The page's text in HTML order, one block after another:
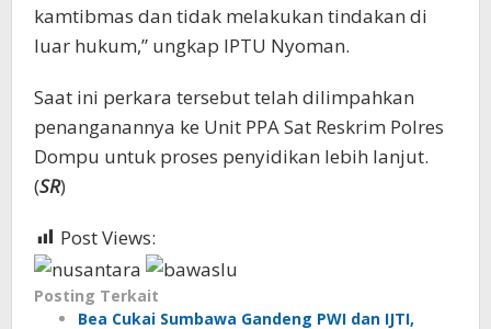
kamtibmas dan tidak melakukan tindakan di
luar hukum,” ungkap IPTU Nyoman.
Saat ini perkara tersebut telah dilimpahkan
penanganannya ke Unit PPA Sat Reskrim Polres
Dompu untuk proses penyidikan lebih lanjut.
(SR)
Post Views:
Posting Terkait
Bea Cukai Sumbawa Gandeng PWI dan IJTI,